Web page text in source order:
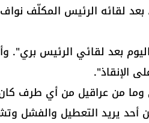
لقائه الرئيس المكلّف نواف
بعد لقائي الرئيس
الإنقاذ".
وما من عراقيل من أي طرف
أحد يريد التعطيل والفشل